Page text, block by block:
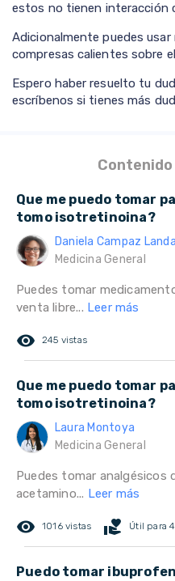
estos no tienen interacción
Adicionalmente puedes
compresas calientes sobre
Espero haber resuelto tu
escríbenos si tienes más
Que me puedo tomar
tomo isotretinoina?
Daniela Campaz
Medicina General
Puedes tomar
venta libre... Leer más
remove_red_eye 245 vistas
Que me puedo tomar
tomo isotretinoina?
Laura Montoya
Medicina General
Puedes tomar analgésicos
acetamino... Leer más
remove_red_eye 1016 vistas volunteer_activism Útil para
Puedo tomar